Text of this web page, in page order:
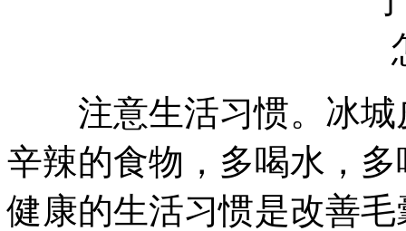
注意生活习惯。冰城
辛辣的食物，多喝水，
健康的生活习惯是改善